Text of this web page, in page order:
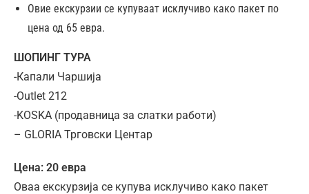
Овие екскурзии се купуваат исклучиво како пакет по
цена од 65 евра.
ШОПИНГ ТУРА
-Капали Чаршија
-Outlet 212
-KOSKA (продавница за слатки работи)
– GLORIA Трговски Центар
Цена: 20 евра
Оваа екскурзија се купува исклучиво како пакет